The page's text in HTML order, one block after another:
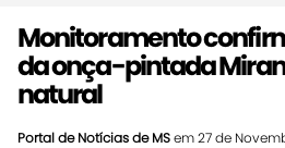
Monitoramento
da onça-pintada
natural
Portal de Notícias de MSem 27 de